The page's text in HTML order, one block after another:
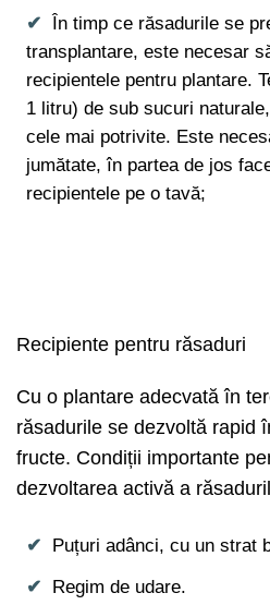
În timp ce răsadurile se
transplantare, este necesar
recipientele pentru plantare.
1 litru) de sub sucuri
cele mai potrivite. Este
jumătate, în partea de jos
recipientele pe o tavă;
Recipiente pentru răsaduri
Cu o plantare adecvată în
răsadurile se dezvoltă rapid
fructe. Condiții importante
dezvoltarea activă a
Puțuri adânci, cu un strat
Regim de udare.